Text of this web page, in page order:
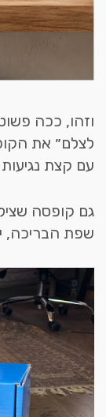
וזהו, ככה
לצלם״ את
עם קצת
גם קופסה
שפת הבריכה,